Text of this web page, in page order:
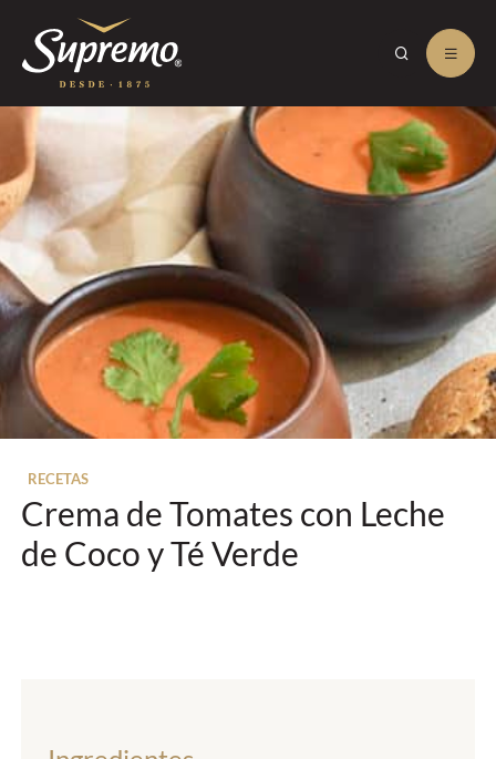
RECETAS
Crema de Tomates con Leche
de Coco y Té Verde